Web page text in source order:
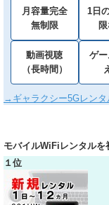
月容量完全
無制限
1日
動画視聴
（長時間）
ゲ
→ギャラクシー5Gレン
モバイルWiFiレンタルを
１位